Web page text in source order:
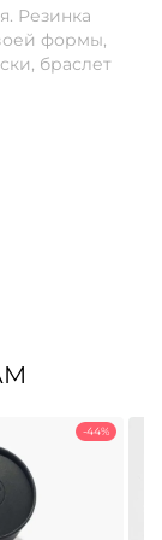
Резинка
формы,
браслет
-44%